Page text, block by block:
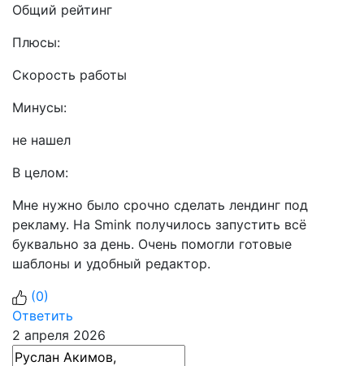
Общий рейтинг
Плюсы:
Скорость работы
Минусы:
не нашел
В целом:
Мне нужно было срочно сделать лендинг под
рекламу. На Smink получилось запустить всё
буквально за день. Очень помогли готовые
шаблоны и удобный редактор.
(0)
Ответить
2 апреля 2026